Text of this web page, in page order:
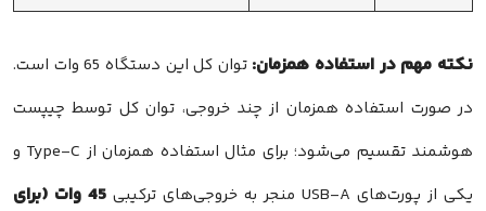
نکته مهم در استفاده همزمان:
توان کل این دستگاه 65 وات است.
در صورت استفاده همزمان از چند خروجی، توان کل توسط چیپست
هوشمند تقسیم می‌شود؛ برای مثال استفاده همزمان از Type-C و
یکی از پورت‌های USB-A منجر به خروجی‌های ترکیبی
45 وات (برای